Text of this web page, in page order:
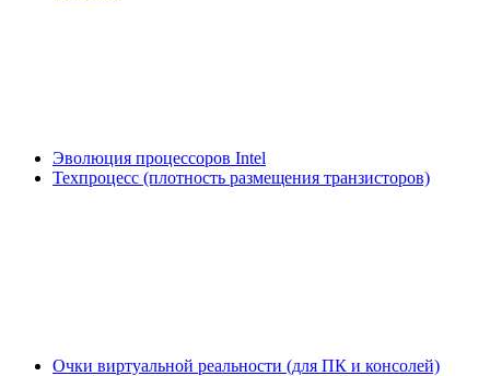
Эволюция процессоров Intel
Техпроцесс (плотность размещения транзисторов)
Очки виртуальной реальности (для ПК и консолей)